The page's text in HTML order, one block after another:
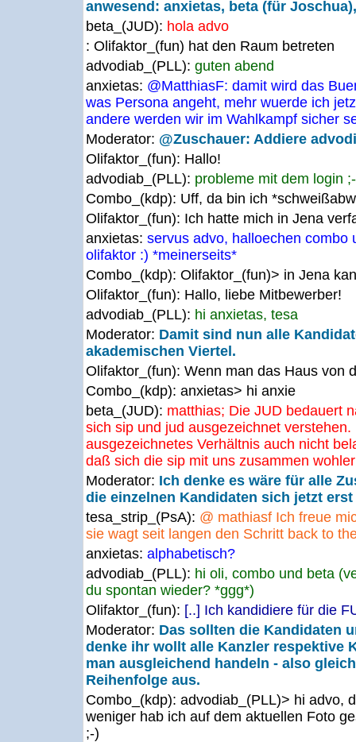
anwesend: anxietas, beta (für
beta_(JUD): hola advo
: Olifaktor_(fun) hat den Raum betreten
advodiab_(PLL): guten abend
anxietas: @MatthiasF: damit wird das
was Persona angeht, mehr wuerde ich
andere werden wir im Wahlkampf sicher
Moderator: @Zuschauer: Addiere
Olifaktor_(fun): Hallo!
advodiab_(PLL): probleme mit dem login
Combo_(kdp): Uff, da bin ich
Olifaktor_(fun): Ich hatte mich in Jena
anxietas: servus advo, halloechen combo
olifaktor :) *meinerseits*
Combo_(kdp): Olifaktor_(fun)> in Jena
Olifaktor_(fun): Hallo, liebe Mitbewerber!
advodiab_(PLL): hi anxietas, tesa
Moderator: Damit sind nun alle
akademischen Viertel.
Olifaktor_(fun): Wenn man das Haus von
Combo_(kdp): anxietas> hi anxie
beta_(JUD): matthias; Die JUD bedauert
sich sip und jud ausgezeichnet
ausgezeichnetes Verhältnis auch nicht
daß sich die sip mit uns zusammen
Moderator: Ich denke es wäre für alle
die einzelnen Kandidaten sich jetzt
tesa_strip_(PsA): @ mathiasf Ich freue
sie wagt seit langen den Schritt back to
anxietas: alphabetisch?
advodiab_(PLL): hi oli, combo und beta
du spontan wieder? *ggg*)
Olifaktor_(fun): [..] Ich kandidiere für die
Moderator: Das sollten die Kandidaten
denke ihr wollt alle Kanzler respektive
man ausgleichend handeln - also
Reihenfolge aus.
Combo_(kdp): advodiab_(PLL)> hi advo,
weniger hab ich auf dem aktuellen Foto
;-)